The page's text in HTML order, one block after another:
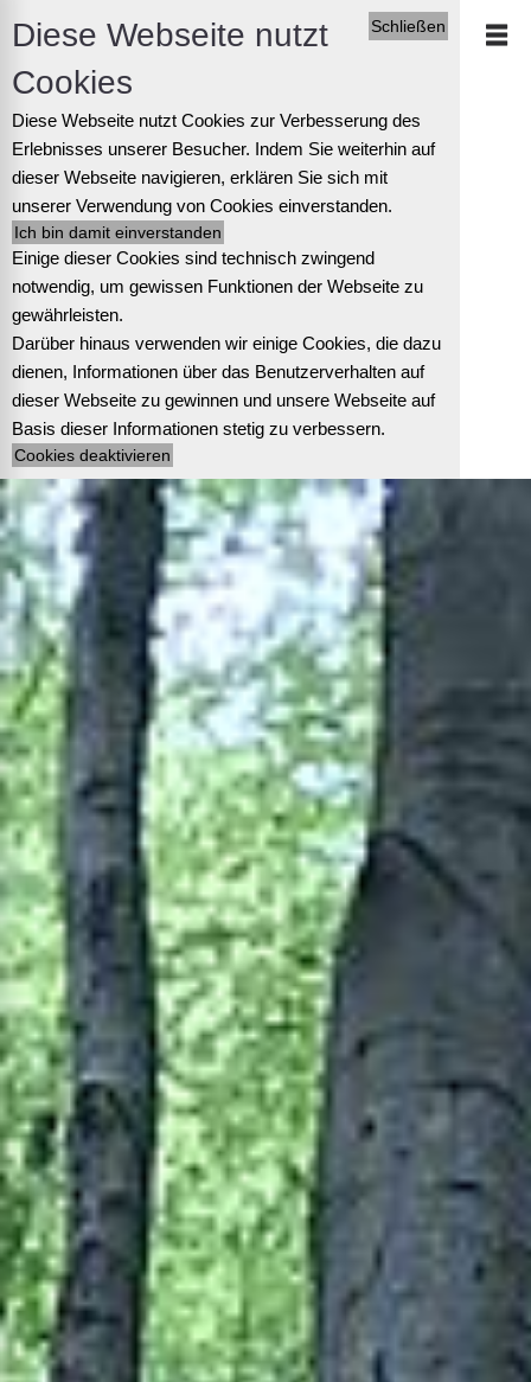
Schließen
Diese Webseite nutzt
Cookies
Diese Webseite nutzt Cookies zur Verbesserung des
Erlebnisses unserer Besucher. Indem Sie weiterhin auf
dieser Webseite navigieren, erklären Sie sich mit
unserer Verwendung von Cookies einverstanden.
Einige dieser Cookies sind technisch zwingend
notwendig, um gewissen Funktionen der Webseite zu
gewährleisten.
Darüber hinaus verwenden wir einige Cookies, die dazu
dienen, Informationen über das Benutzerverhalten auf
dieser Webseite zu gewinnen und unsere Webseite auf
Basis dieser Informationen stetig zu verbessern.